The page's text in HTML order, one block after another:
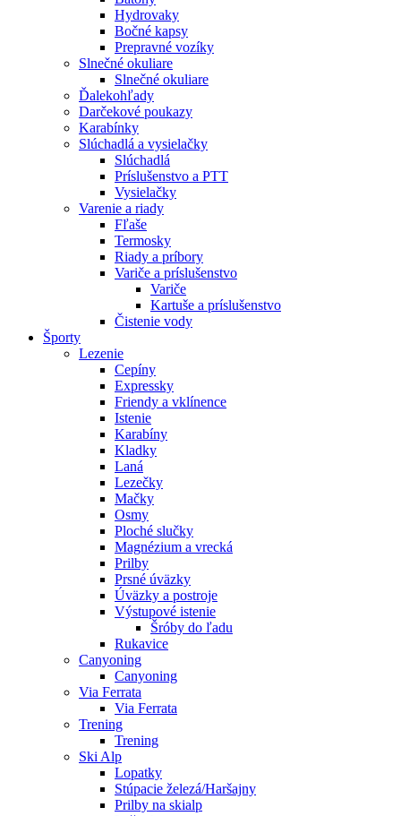
Hydrovaky
Bočné kapsy
Prepravné vozíky
Slnečné okuliare
Slnečné okuliare
Ďalekohľady
Darčekové poukazy
Karabínky
Slúchadlá a vysielačky
Slúchadlá
Príslušenstvo a PTT
Vysielačky
Varenie a riady
Fľaše
Termosky
Riady a príbory
Variče a príslušenstvo
Variče
Kartuše a príslušenstvo
Čistenie vody
Športy
Lezenie
Cepíny
Expressky
Friendy a vklínence
Istenie
Karabíny
Kladky
Laná
Lezečky
Mačky
Osmy
Ploché slučky
Magnézium a vrecká
Prilby
Prsné úväzky
Úväzky a postroje
Výstupové istenie
Šróby do ľadu
Rukavice
Canyoning
Canyoning
Via Ferrata
Via Ferrata
Trening
Trening
Ski Alp
Lopatky
Stúpacie železá/Haršajny
Prilby na skialp